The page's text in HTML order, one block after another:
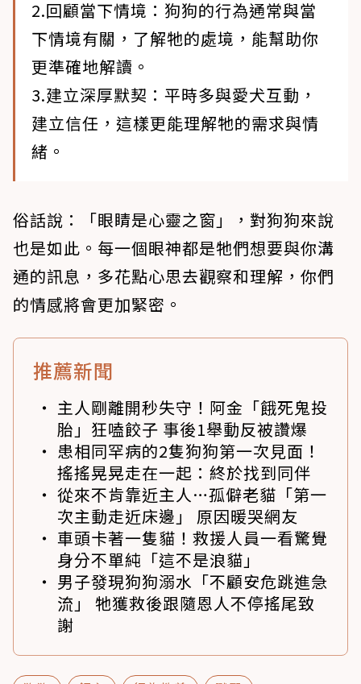
2.回顧當下情境 ：狗狗的行為通常與當
下情境有關，了解牠的處境，能幫助你
更準確地解讀。
3.建立深厚默契 ：平時多與愛犬互動，
建立信任，這樣更能理解牠的需求與情
緒。
俗話說：「眼睛是心靈之窗」，對狗狗來說
也是如此。每一個眼神都是牠們想要與你溝
通的訊息，多花點心思去觀察和理解，你們
的情感將會更加緊密。
推薦新聞
主人剛離開秒失守！阿金「餓死鬼投
胎」狂嗑餃子 事後1舉動反被讚爆
患相同罕病的2隻狗狗第一次見面！
搖搖晃晃走在一起：終於找到同伴
從來不肯靠近主人…孤僻老貓「第一
次主動走近床邊」 原因暖哭網友
車頭卡著一隻貓！救援人員一看驚覺
身分不單純「這不是浪貓」
男子發現狗狗溺水「不顧安危跳進急
流」 牠獲救後跟隨恩人不停搖尾致
謝